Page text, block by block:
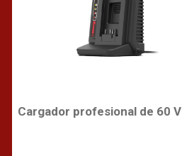
Cargador profesional de 60 V